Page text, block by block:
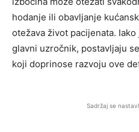
hodanje ili obavljanje
otežava život pacijenata.
glavni uzročnik, postavljaju
koji doprinose razvoju ove
Sadržaj se